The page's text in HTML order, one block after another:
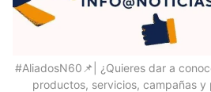
#AliadosN60📌| ¿Quieres dar a
productos, servicios, campañas y